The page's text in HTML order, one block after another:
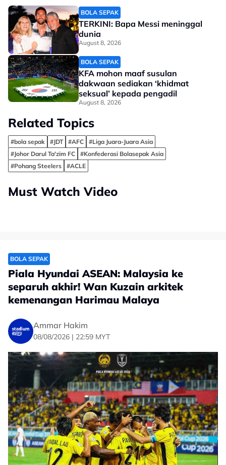
BOLA SEPAK
TERKINI: Bapa Messi meninggal
dunia
August 8, 2026
BOLA SEPAK
KFA mohon maaf susulan
dakwaan sediakan ‘khidmat
seksual’ kepada pengadil
August 8, 2026
Related Topics
#bola sepak #JDT #AFC
#Liga Juara-Juara Asia
#Johor Darul Ta'zim FC
#Konfederasi Bolasepak Asia
#Pohang Steelers
#ACLE
Must Watch Video
BOLA SEPAK
Piala Hyundai ASEAN: Malaysia ke
separuh akhir! Wan Kuzain arkitek
kemenangan Harimau Malaya
Ammar Hakim
08/08/2026 | 22:59 MYT